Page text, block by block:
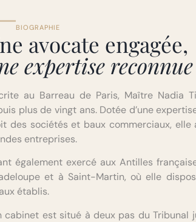
BIOGRAPHIE
avocate engagée,
expertise reconnue
au Barreau de Paris, Maître Nadia
plus de vingt ans. Dotée d’une
des sociétés et baux commerciaux, elle
entreprises.
également exercé aux Antilles
et à Saint-Martin, où elle
établis.
cabinet est situé à deux pas du Tribunal